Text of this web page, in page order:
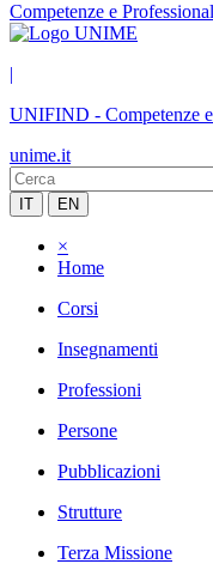
Competenze e
|
UNIFIND - Competenze
unime.it
IT EN
×
Home
Corsi
Insegnamenti
Professioni
Persone
Pubblicazioni
Strutture
Terza Missione